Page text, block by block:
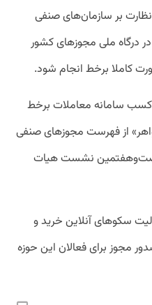
نظارت بر سازمان‌های صنفی
درگاه ملی مجوزهای کشور
کاملا برخط انجام شود.
سامانه معاملات برخط
از فهرست مجوزهای صنفی
نشست هیات
سکوهای آنلاین خرید و
مجوز برای فعالان این حوزه